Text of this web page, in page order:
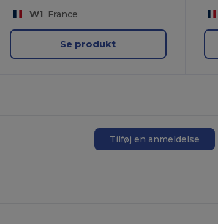
W1 France
Se produkt
Tilføj en anmeldelse